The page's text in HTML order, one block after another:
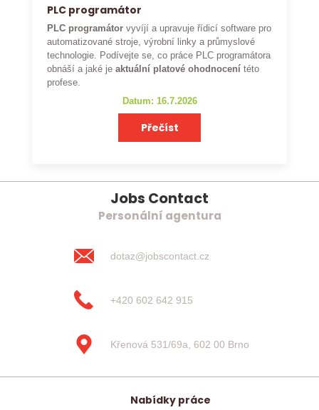
PLC programátor
PLC programátor vyvíjí a upravuje řídicí software pro
automatizované stroje, výrobní linky a průmyslové
technologie. Podívejte se, co práce PLC programátora
obnáší a jaké je aktuální platové ohodnocení této
profese.
Datum: 16.7.2026
Přečíst
Jobs Contact
Personální agentura
dotaz@jobscontact.cz
+420 602 642 915
Křenová 531/69a, 602 00 Brno
Nabídky práce